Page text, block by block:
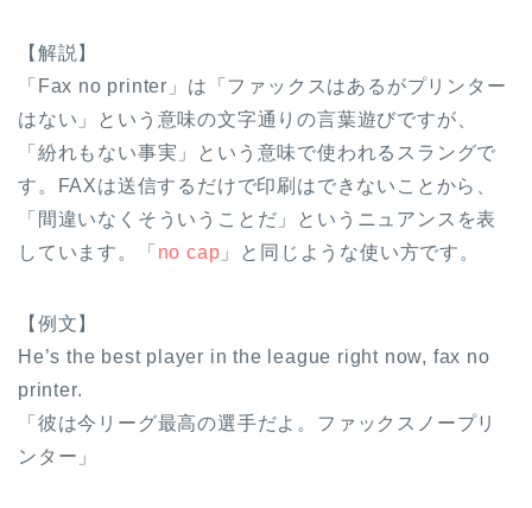
【解説】
「Fax no printer」は「ファックスはあるがプリンター
はない」という意味の文字通りの言葉遊びですが、
「紛れもない事実」という意味で使われるスラングで
す。FAXは送信するだけで印刷はできないことから、
「間違いなくそういうことだ」というニュアンスを表
しています。「 no cap 」と同じような使い方です。
【例文】
He’s the best player in the league right now, fax no
printer.
「彼は今リーグ最高の選手だよ。ファックスノープリ
ンター」